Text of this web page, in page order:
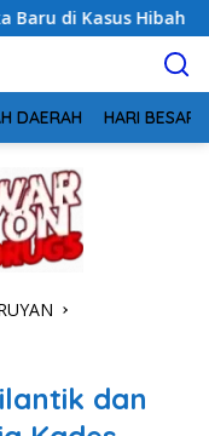
Rp40 Miliar
DAERAH HARI BESAR
dan